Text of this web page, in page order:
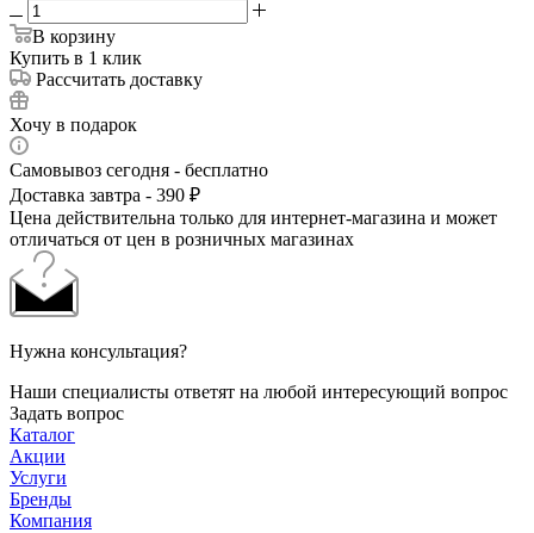
В корзину
Купить в 1 клик
Рассчитать доставку
Хочу в подарок
Самовывоз сегодня - бесплатно
Доставка завтра - 390 ₽
Цена действительна только для интернет-магазина и может
отличаться от цен в розничных магазинах
Нужна консультация?
Наши специалисты ответят на любой интересующий вопрос
Задать вопрос
Каталог
Акции
Услуги
Бренды
Компания